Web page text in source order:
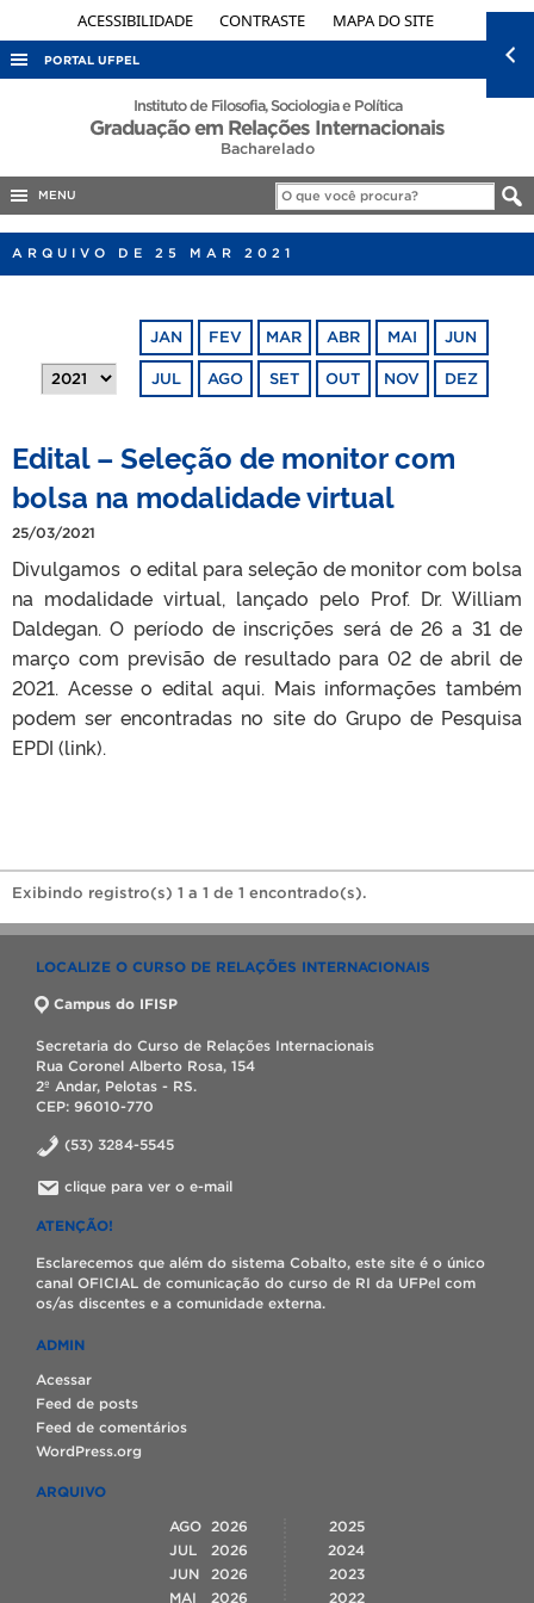
ACESSIBILIDADE CONTRASTE MAPA DO SITE
PORTAL UFPEL
ACESSO À INFORMAÇÃO
PORTARIAS
Instituto de Filosofia, Sociologia e Política
Graduação em Relações Internacionais
Bacharelado
MENU
ARQUIVO DE 25 MAR 2021
JAN FEV MAR ABR MAI JUN
JUL AGO SET OUT NOV DEZ
Edital – Seleção de monitor com
bolsa na modalidade virtual
25/03/2021
Divulgamos o edital para seleção de monitor com bolsa
na modalidade virtual, lançado pelo Prof. Dr. William
Daldegan. O período de inscrições será de 26 a 31 de
março com previsão de resultado para 02 de abril de
2021. Acesse o edital aqui. Mais informações também
podem ser encontradas no site do Grupo de Pesquisa
EPDI (link).
Exibindo registro(s) 1 a 1 de 1 encontrado(s).
LOCALIZE O CURSO DE RELAÇÕES INTERNACIONAIS
Campus do IFISP
Secretaria do Curso de Relações Internacionais
Rua Coronel Alberto Rosa, 154
2º Andar, Pelotas - RS.
CEP: 96010-770
(53) 3284-5545
clique para ver o e-mail
ATENÇÃO!
Esclarecemos que além do sistema Cobalto, este site é o único
canal OFICIAL de comunicação do curso de RI da UFPel com
os/as discentes e a comunidade externa.
ADMIN
Acessar
Feed de posts
Feed de comentários
WordPress.org
ARQUIVO
AGO
2026
JUL
2026
JUN
2026
MAI
2026
2025
2024
2023
2022